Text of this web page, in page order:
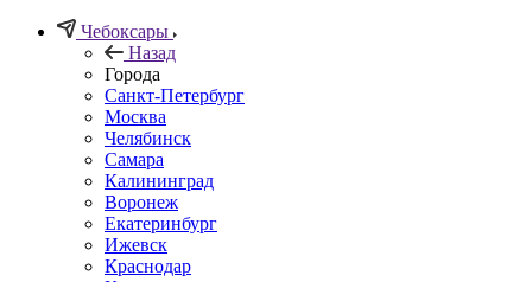
Чебоксары
Назад
Города
Санкт-Петербург
Москва
Челябинск
Самара
Калининград
Воронеж
Екатеринбург
Ижевск
Краснодар